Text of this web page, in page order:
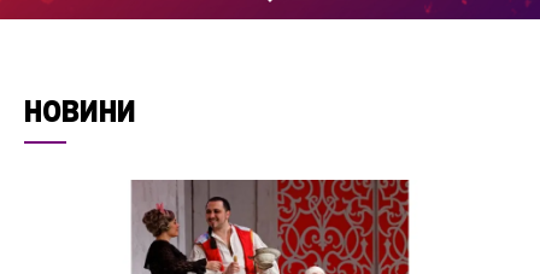
НОВИНИ